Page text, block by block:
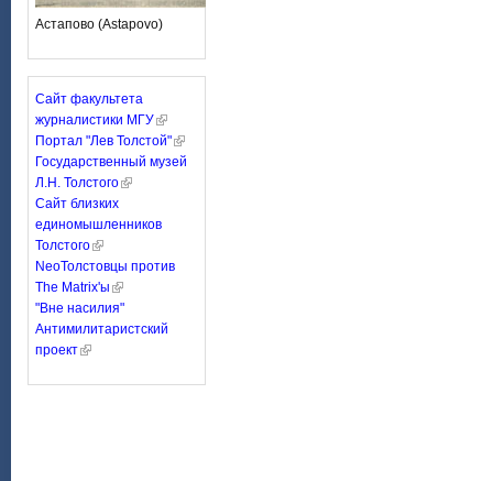
Астапово (Astapovo)
Сайт факультета
журналистики МГУ
Портал "Лев Толстой"
Государственный музей
Л.Н. Толстого
Сайт близких
единомышленников
Толстого
NeoТолстовцы против
The Matrix'ы
"Вне насилия"
Антимилитаристский
проект